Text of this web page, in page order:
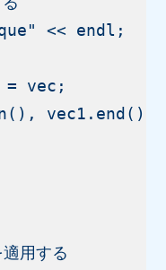
<< endl;
= vec;
vec1.end());
用する